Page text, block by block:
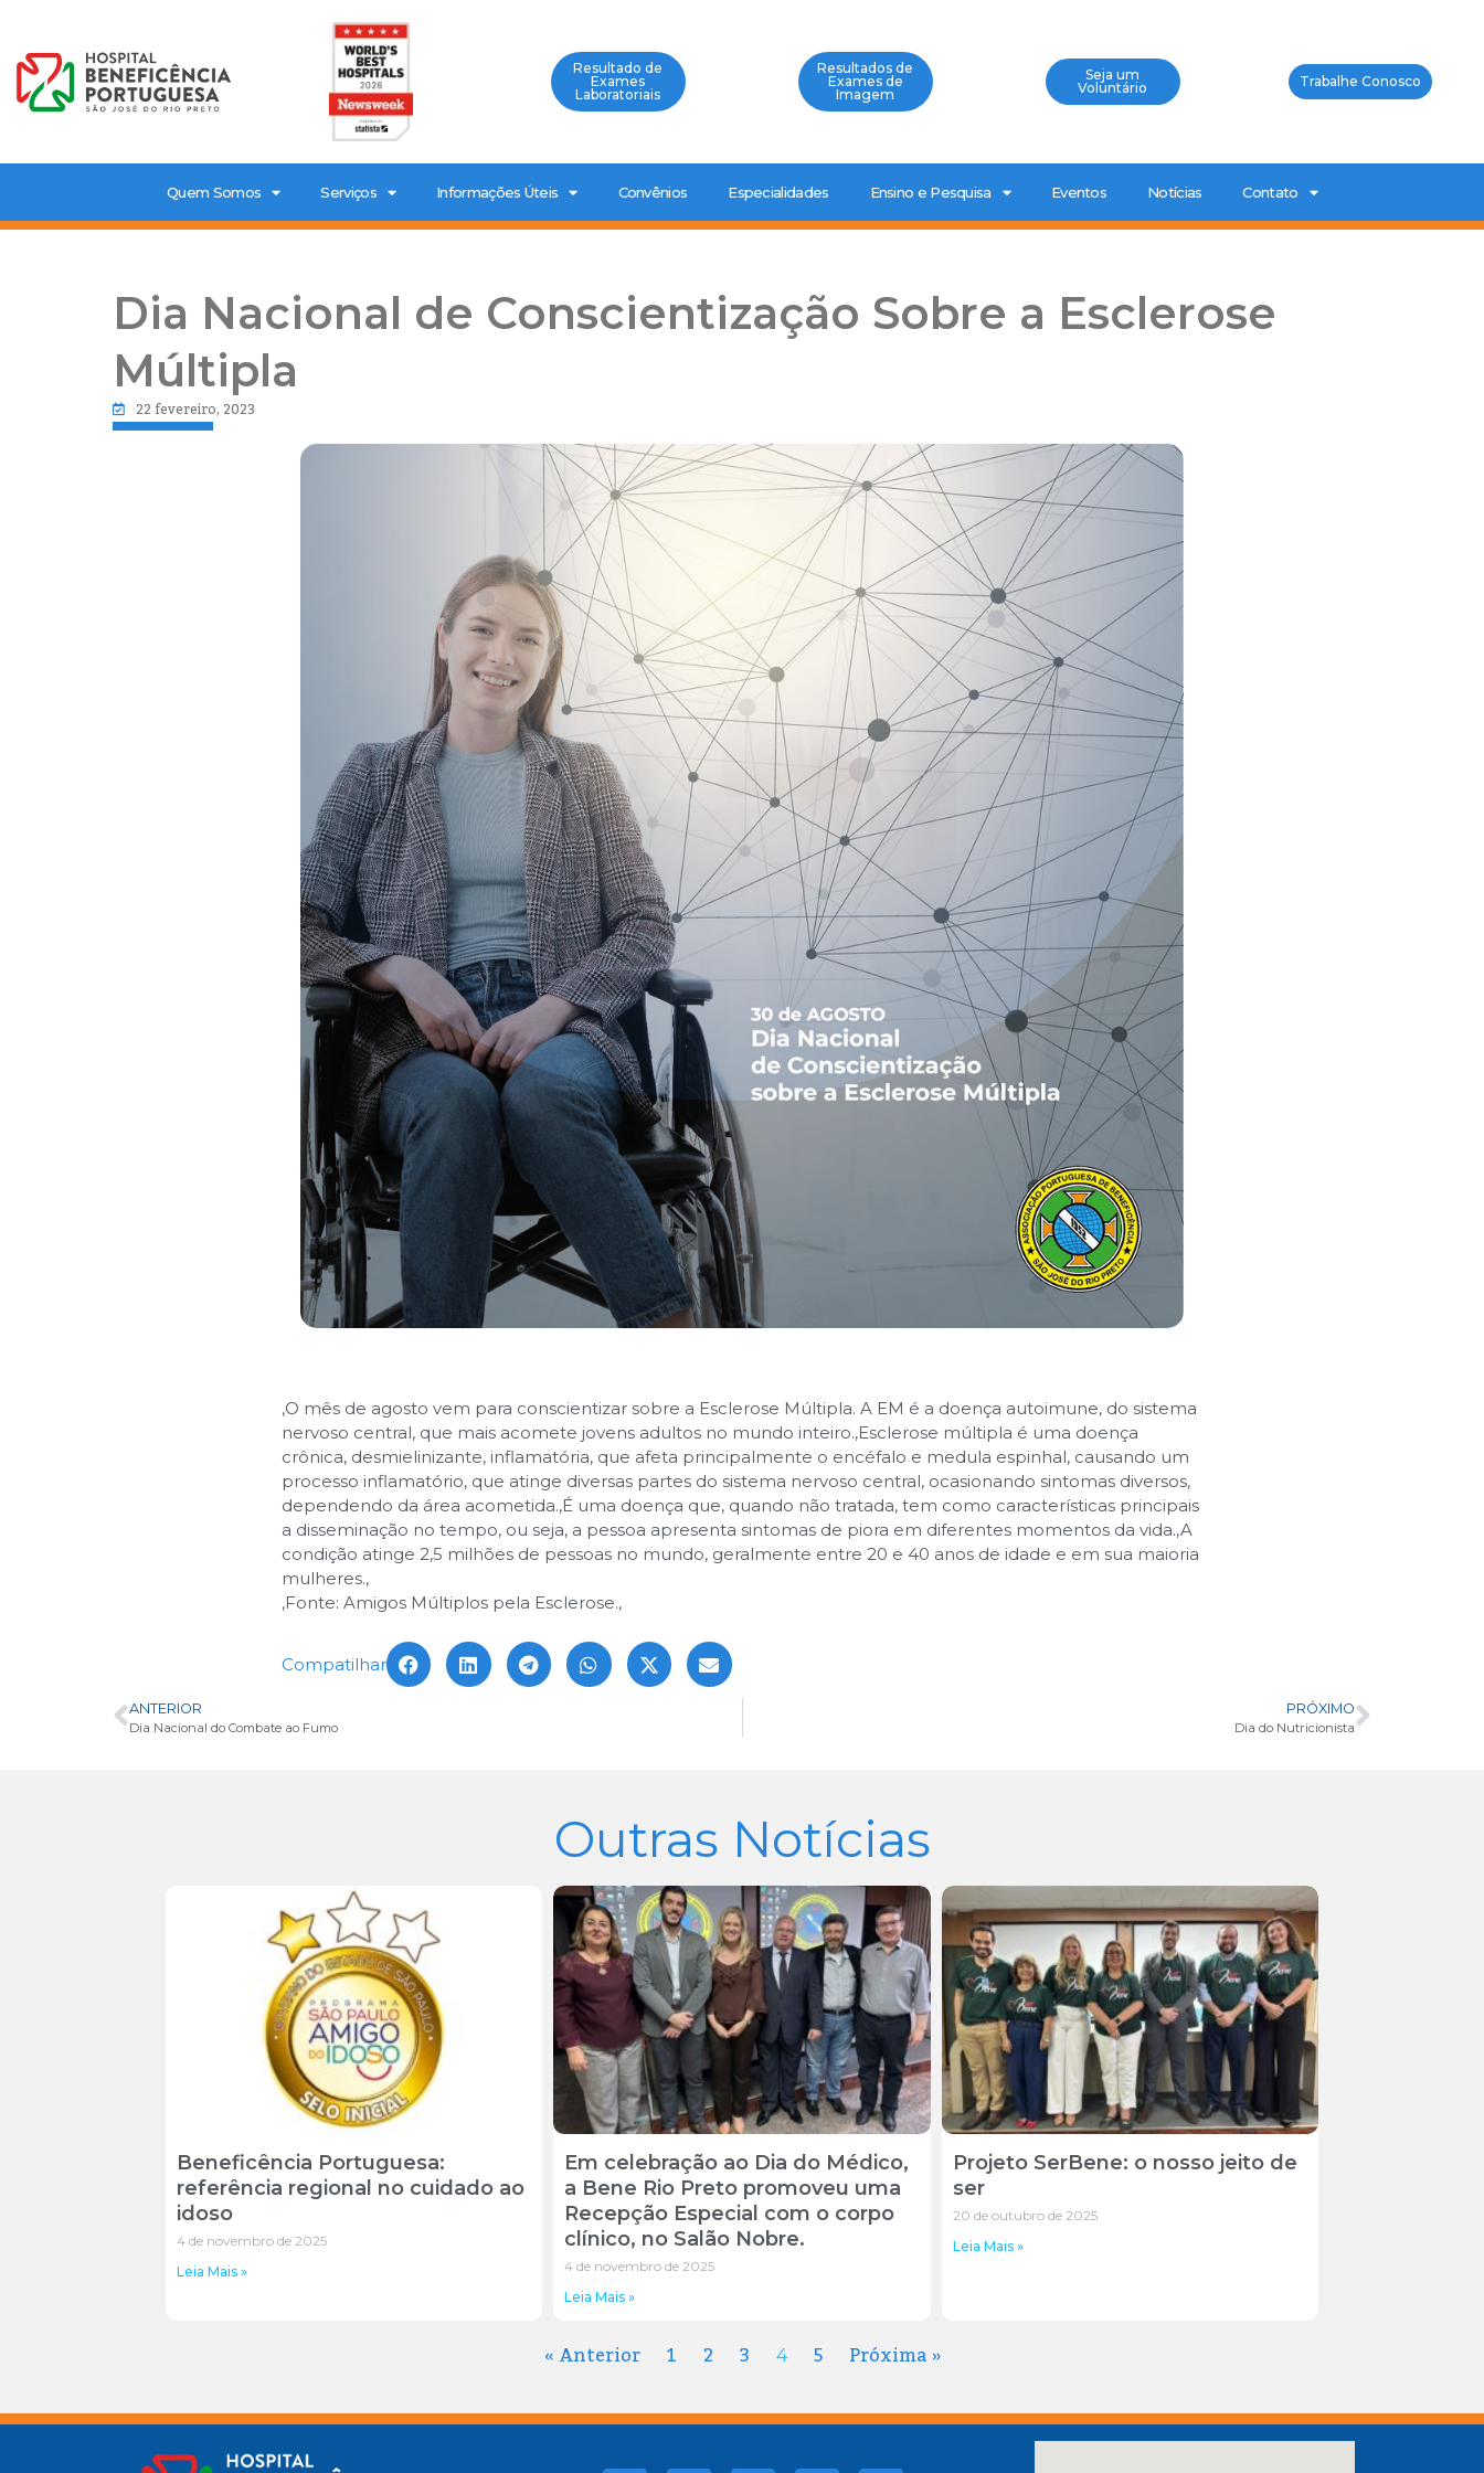
Resultado de
Exames
Laboratoriais
Resultados de
Exames de
Imagem
Seja um
Voluntário
Trabalhe Conosco
Quem Somos Serviços Informações Úteis Convênios Especialidades Ensino e Pesquisa Eventos Notícias Contato
Dia Nacional de Conscientização Sobre a Esclerose
Múltipla
22 fevereiro, 2023
,O mês de agosto vem para conscientizar sobre a Esclerose Múltipla. A EM é a doença autoimune, do sistema
nervoso central, que mais acomete jovens adultos no mundo inteiro.,Esclerose múltipla é uma doença
crônica, desmielinizante, inflamatória, que afeta principalmente o encéfalo e medula espinhal, causando um
processo inflamatório, que atinge diversas partes do sistema nervoso central, ocasionando sintomas diversos,
dependendo da área acometida.,É uma doença que, quando não tratada, tem como características principais
a disseminação no tempo, ou seja, a pessoa apresenta sintomas de piora em diferentes momentos da vida.,A
condição atinge 2,5 milhões de pessoas no mundo, geralmente entre 20 e 40 anos de idade e em sua maioria
mulheres.,
,Fonte: Amigos Múltiplos pela Esclerose.,
Compatilhar
ANTERIOR
Dia Nacional do Combate ao Fumo
PRÓXIMO
Dia do Nutricionista
Outras Notícias
Beneficência Portuguesa:
referência regional no cuidado ao
idoso
4 de novembro de 2025
Leia Mais »
Em celebração ao Dia do Médico,
a Bene Rio Preto promoveu uma
Recepção Especial com o corpo
clínico, no Salão Nobre.
4 de novembro de 2025
Leia Mais »
Projeto SerBene: o nosso jeito de
ser
20 de outubro de 2025
Leia Mais »
« Anterior 1 2 3 4 5 Próxima »